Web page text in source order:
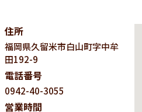
住所
福岡県久留米市白山町字中牟
田192-9
電話番号
0942-40-3055
営業時間